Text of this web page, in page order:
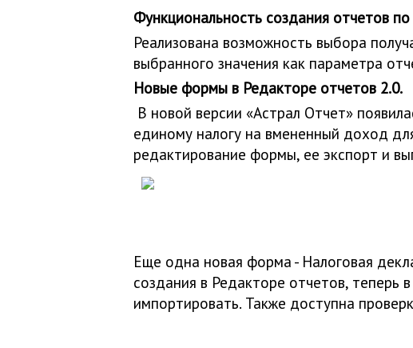
Функциональность создания отчетов
Реализована возможность выбора
выбранного значения как параметра
Новые формы в Редакторе отчетов 2.0.
В новой версии «Астрал Отчет»
единому налогу на вмененный доход
редактирование формы, ее экспорт и
Еще одна новая форма - Налоговая
создания в Редакторе отчетов,
импортировать. Также доступна